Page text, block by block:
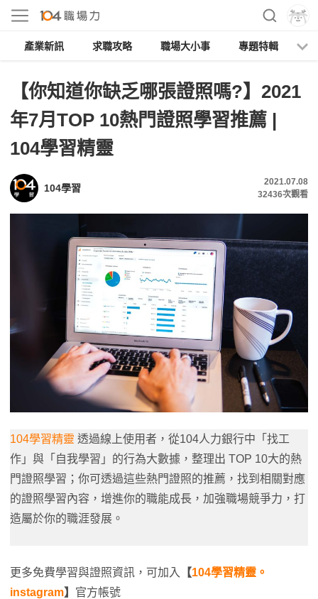
產業新訊 求職攻略 職場大小事 專題特輯
【你知道你缺乏哪張證照嗎?】2021
年7月TOP 10熱門證照學習推薦 |
104學習精靈
104學習
2021.07.08
32436次觀看
104學習精靈 透過線上使用者，從104人力銀行中「找工
作」與「自我學習」的行為大數據，整理出 TOP 10大的熱
門證照學習；你可透過這些熱門證照的推薦，找到相關對應
的證照學習內容，增進你的職能成長，加強職場競爭力，打
造屬於你的職涯發展。
更多免費學習與證照資訊，可加入 【104學習精靈。
instagram】 官方帳號